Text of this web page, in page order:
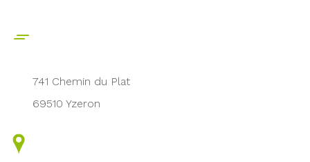
741 Chemin du Plat
69510 Yzeron